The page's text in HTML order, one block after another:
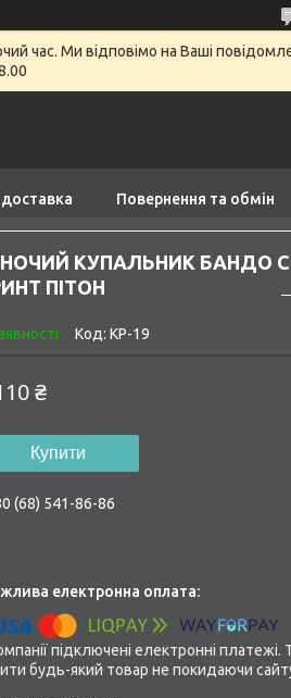
час. Ми відповімо на Ваші
Повернення та обмін
КУПАЛЬНИК БАНДО
ПІТОН
Код: КР-19
₴
Купити
(68) 541-86-86
підключені електронні
будь-який товар не покидаючи